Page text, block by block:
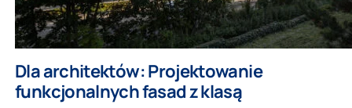
Dla architektów: Projektowanie
funkcjonalnych fasad z klasą